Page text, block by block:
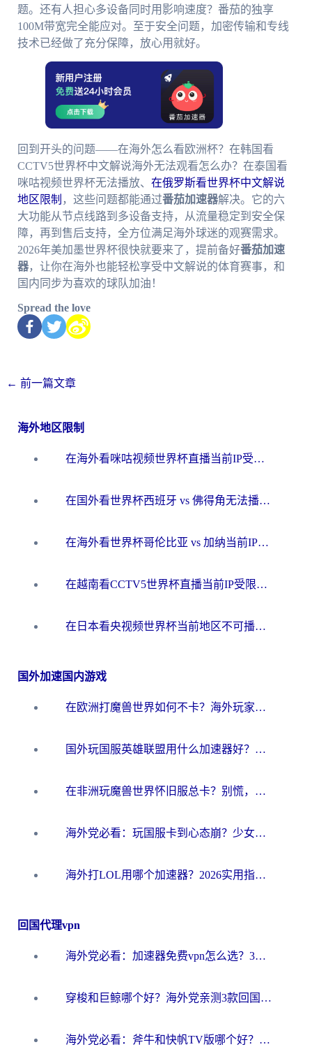
题。还有人担心多设备同时用影响速度？番茄的独享
100M带宽完全能应对。至于安全问题，加密传输和专线
技术已经做了充分保障，放心用就好。
回到开头的问题——在海外怎么看欧洲杯？在韩国看
CCTV5世界杯中文解说海外无法观看怎么办？在泰国看
咪咕视频世界杯无法播放、 在俄罗斯看世界杯中文解说
地区限制 ，这些问题都能通过番茄加速器解决。它的六
大功能从节点线路到多设备支持，从流量稳定到安全保
障，再到售后支持，全方位满足海外球迷的观赛需求。
2026年美加墨世界杯很快就要来了，提前备好番茄加速
器，让你在海外也能轻松享受中文解说的体育赛事，和
国内同步为喜欢的球队加油！
Spread the love
← 前一篇文章
海外地区限制
在海外看咪咕视频世界杯直播当前IP受限制？这篇指南帮你搞定所有体育赛事观看难题
在国外看世界杯西班牙 vs 佛得角无法播放？这篇指南帮你解锁所有中文体育直播
在海外看世界杯哥伦比亚 vs 加纳当前IP受限制？这篇指南帮你流畅看中文解说赛事
在越南看CCTV5世界杯直播当前IP受限制？海外党体育观赛终极指南来了
在日本看央视频世界杯当前地区不可播放？海外党体育观赛终极指南
国外加速国内游戏
在欧洲打魔兽世界如何不卡？海外玩家的国服游戏加速终极攻略
国外玩国服英雄联盟用什么加速器好？海外党亲测有效的国服游戏加速指南
在非洲玩魔兽世界怀旧服总卡？别慌，这份指南帮你丝滑开荒
海外党必看：玩国服卡到心态崩？少女前线云图计划加速器免费推荐+碧蓝航线足球世界流畅攻略
海外打LOL用哪个加速器？2026实用指南：从延迟到设备适配，一篇解决你的国服游戏痛点
回国代理vpn
海外党必看：加速器免费vpn怎么选？3步教你无缝访问国内资源
穿梭和巨鲸哪个好？海外党亲测3款回国加速器，教你避开90%的坑
海外党必看：斧牛和快帆TV版哪个好？3分钟选对回国加速器，无缝刷B站、追热剧